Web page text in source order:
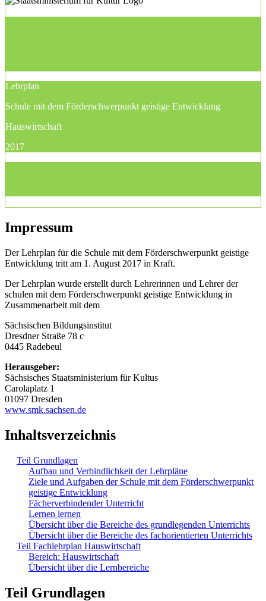
Lehrplan
Schule mit dem Förderschwerpunkt geistige Entwicklung
Hauswirtschaft
2017
Impressum
Der Lehrplan für die Schule mit dem Förderschwerpunkt geistige
Entwicklung tritt am 1. August 2017 in Kraft.
Der Lehrplan wurde erstellt durch Lehrerinnen und Lehrer der
schulen mit dem Förderschwerpunkt geistige Entwicklung in
Zusammenarbeit mit dem
Sächsischen Bildungsinstitut
Dresdner Straße 78 c
0445 Radebeul
Herausgeber:
Sächsisches Staatsministerium für Kultus
Carolaplatz 1
01097 Dresden
www.smk.sachsen.de
Inhaltsverzeichnis
Teil Grundlagen
Aufbau und Verbindlichkeit der Lehrpläne
Ziele und Aufgaben der Schule mit dem Förderschwerpunkt
geistige Entwicklung
Fächerverbindender Unterricht
Lernen lernen
Übersicht über die Bereiche des grundlegenden Unterrichts
Übersicht über die Bereiche des fachorientierten Unterrichts
Teil Fachlehrplan Hauswirtschaft
Bereich: Hauswirtschaft
Übersicht über die Lernbereiche
Teil Grundlagen